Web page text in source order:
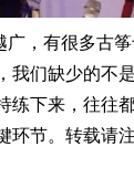
有很多古筝
我们缺少的不
练下来，往往
节。 转载请